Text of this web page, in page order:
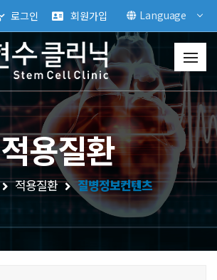
로그인 회원가입 Language
적용질환
적용질환 질병정보컨텐츠